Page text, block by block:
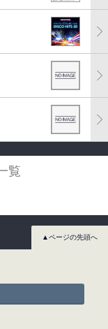
覧
▲ページの先頭へ